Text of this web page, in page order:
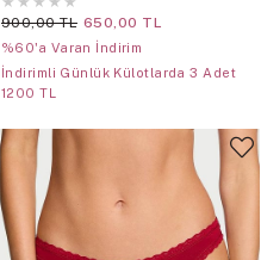
900,00 TL 650,00 TL
%60'a Varan İndirim
İndirimli Günlük Külotlarda 3 Adet
1200 TL